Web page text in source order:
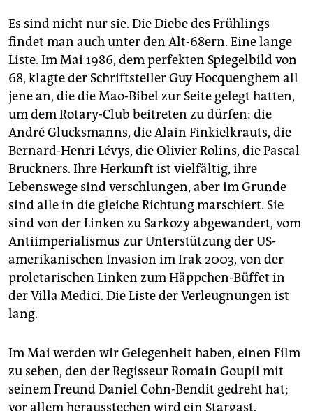
Es sind nicht nur sie. Die Diebe des Frühlings
findet man auch unter den Alt-68ern. Eine lange
Liste. Im Mai 1986, dem perfekten Spiegelbild von
68, klagte der Schriftsteller Guy Hocquen­ghem all
jene an, die die Mao-Bibel zur Seite gelegt hatten,
um dem Rotary-Club beitreten zu dürfen: die
André Glucksmanns, die Alain Finkielkrauts, die
Bernard-Henri Lévys, die Olivier Rolins, die Pascal
Bruckners. Ihre Herkunft ist vielfältig, ihre
Lebenswege sind verschlungen, aber im Grunde
sind alle in die gleiche Richtung marschiert. Sie
sind von der Linken zu Sarkozy abgewandert, vom
Antiimperialismus zur Unterstützung der US-
amerikanischen Invasion im Irak 2003, von der
proletarischen Linken zum Häppchen-Büffet in
der Villa Medici. Die Liste der Verleugnungen ist
lang.
Im Mai werden wir Gelegenheit haben, einen Film
zu sehen, den der Regisseur Romain Goupil mit
seinem Freund Daniel Cohn-Bendit gedreht hat;
vor allem herausstechen wird ein Stargast.